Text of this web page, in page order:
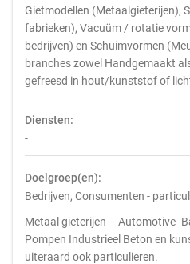
Gietmodellen (Metaalgieterijen),
fabrieken), Vacuüm / rotatie
bedrijven) en Schuimvormen
branches zowel Handgemaakt
gefreesd in hout/kunststof of
Diensten:
-
Doelgroep(en):
Bedrijven, Consumenten -
Metaal gieterijen – Automotive-
Pompen Industrieel Beton en
uiteraard ook particulieren.